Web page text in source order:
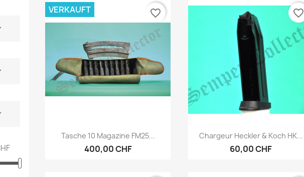
 Vorschau
Tasche 10 Magazine FM25...
400,00 CHF
VERKAUFT favorite_border
Vorschau
Chargeur Heckler & Koch HK...
60,00 CHF
favorite_border